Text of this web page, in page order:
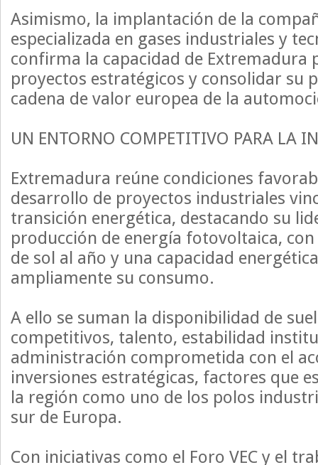
Asimismo, la implantación de la
especializada en gases industriales y
confirma la capacidad de Extremadura
proyectos estratégicos y consolidar su
cadena de valor europea de la
UN ENTORNO COMPETITIVO PARA LA
Extremadura reúne condiciones
desarrollo de proyectos industriales
transición energética, destacando su
producción de energía fotovoltaica,
de sol al año y una capacidad
ampliamente su consumo.
A ello se suman la disponibilidad de
competitivos, talento, estabilidad
administración comprometida con el
inversiones estratégicas, factores que
la región como uno de los polos
sur de Europa.
Con iniciativas como el Foro VEC y el